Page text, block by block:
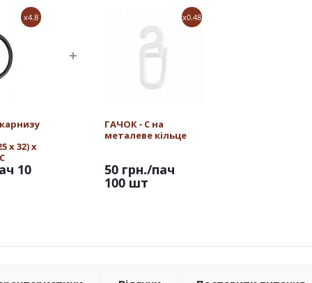
x4.8
х 32) х
10
x0.48
ГАЧОК - С на
металеве кільце
50 грн./пач
100 шт